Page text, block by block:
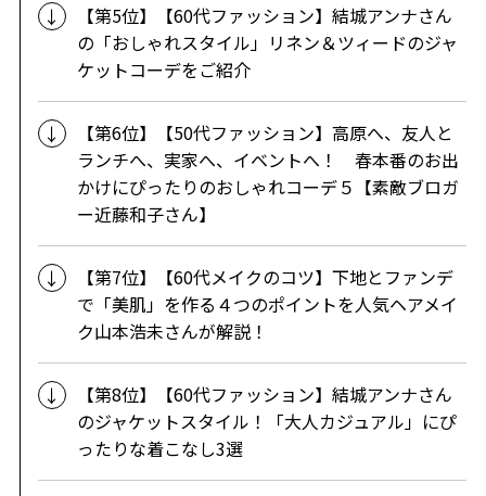
【第5位】【60代ファッション】結城アンナさん
の「おしゃれスタイル」リネン＆ツィードのジャ
ケットコーデをご紹介
【第6位】【50代ファッション】高原へ、友人と
ランチへ、実家へ、イベントへ！ 春本番のお出
かけにぴったりのおしゃれコーデ５【素敵ブロガ
ー近藤和子さん】
【第7位】【60代メイクのコツ】下地とファンデ
で「美肌」を作る４つのポイントを人気ヘアメイ
ク山本浩未さんが解説！
【第8位】【60代ファッション】結城アンナさん
のジャケットスタイル！「大人カジュアル」にぴ
ったりな着こなし3選